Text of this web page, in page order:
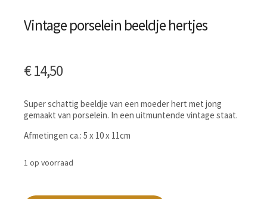
Vintage porselein beeldje hertjes
€14,50
Super schattig beeldje van een moeder hert met jong
gemaakt van porselein. In een uitmuntende vintage staat.
Afmetingen ca.: 5 x 10 x 11cm
1 op voorraad